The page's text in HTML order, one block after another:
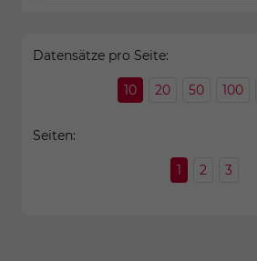
Datensätze pro Seite:
10 20 50 100
Seiten:
1 2 3